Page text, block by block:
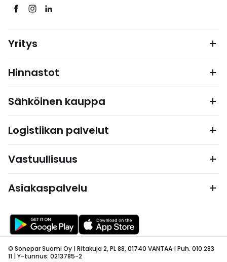
Yritys
Hinnastot
Sähköinen kauppa
Logistiikan palvelut
Vastuullisuus
Asiakaspalvelu
© Sonepar Suomi Oy | Ritakuja 2, PL 88, 01740 VANTAA | Puh. 010 283
11 | Y-tunnus: 0213785-2